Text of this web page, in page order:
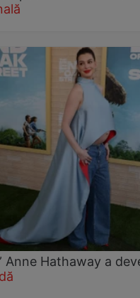
Anne Hathaway a